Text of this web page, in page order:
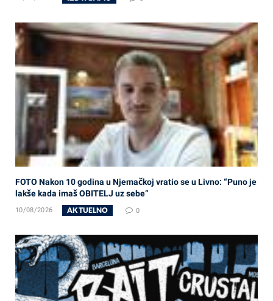
FOTO Nakon 10 godina u Njemačkoj vratio se u Livno: “Puno je
lakše kada imaš OBITELJ uz sebe”
10/08/2026 AKTUELNO 0